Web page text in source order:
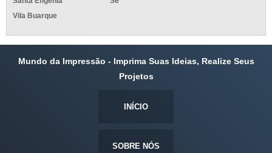
Vila Buarque
Mundo da Impressão - Imprima Suas Ideias, Realize Seus
Projetos
INÍCIO
SOBRE NÓS